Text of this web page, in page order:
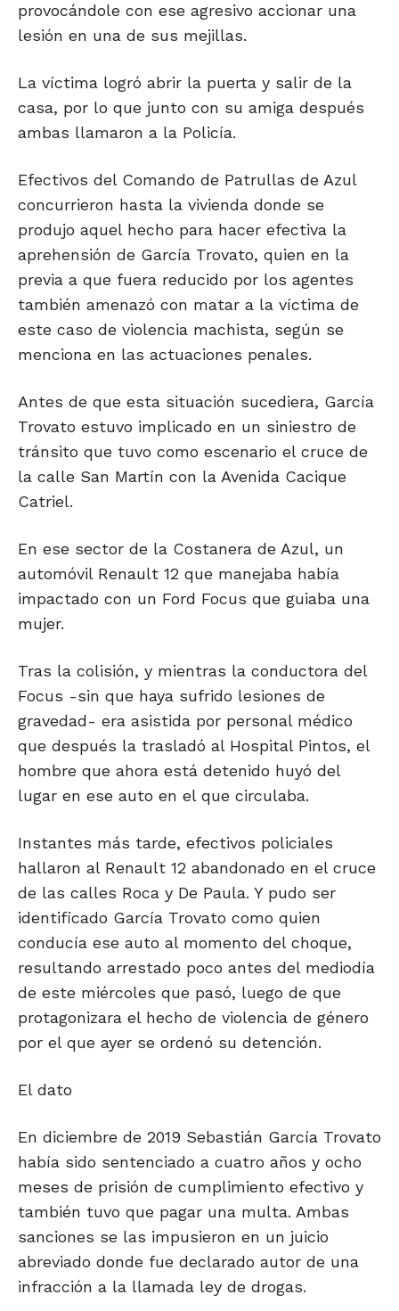
provocándole con ese agresivo accionar una
lesión en una de sus mejillas.
La víctima logró abrir la puerta y salir de la
casa, por lo que junto con su amiga después
ambas llamaron a la Policía.
Efectivos del Comando de Patrullas de Azul
concurrieron hasta la vivienda donde se
produjo aquel hecho para hacer efectiva la
aprehensión de García Trovato, quien en la
previa a que fuera reducido por los agentes
también amenazó con matar a la víctima de
este caso de violencia machista, según se
menciona en las actuaciones penales.
Antes de que esta situación sucediera, García
Trovato estuvo implicado en un siniestro de
tránsito que tuvo como escenario el cruce de
la calle San Martín con la Avenida Cacique
Catriel.
En ese sector de la Costanera de Azul, un
automóvil Renault 12 que manejaba había
impactado con un Ford Focus que guiaba una
mujer.
Tras la colisión, y mientras la conductora del
Focus -sin que haya sufrido lesiones de
gravedad- era asistida por personal médico
que después la trasladó al Hospital Pintos, el
hombre que ahora está detenido huyó del
lugar en ese auto en el que circulaba.
Instantes más tarde, efectivos policiales
hallaron al Renault 12 abandonado en el cruce
de las calles Roca y De Paula. Y pudo ser
identificado García Trovato como quien
conducía ese auto al momento del choque,
resultando arrestado poco antes del mediodía
de este miércoles que pasó, luego de que
protagonizara el hecho de violencia de género
por el que ayer se ordenó su detención.
El dato
En diciembre de 2019 Sebastián García Trovato
había sido sentenciado a cuatro años y ocho
meses de prisión de cumplimiento efectivo y
también tuvo que pagar una multa. Ambas
sanciones se las impusieron en un juicio
abreviado donde fue declarado autor de una
infracción a la llamada ley de drogas.